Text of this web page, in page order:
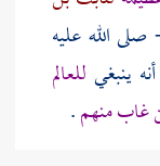
الله عليه
ينبغي للعالم
غاب منهم.